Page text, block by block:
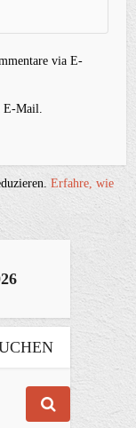
via E-
Mail.
Erfahre, wie